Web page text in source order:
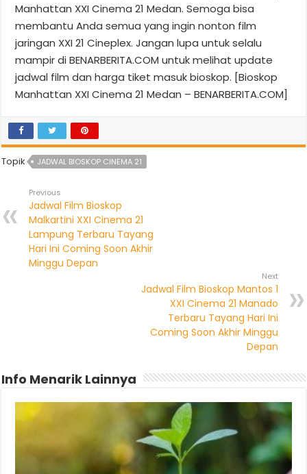
Manhattan XXI Cinema 21 Medan. Semoga bisa
membantu Anda semua yang ingin nonton film
jaringan XXI 21 Cineplex. Jangan lupa untuk selalu
mampir di BENARBERITA.COM untuk melihat update
jadwal film dan harga tiket masuk bioskop. [Bioskop
Manhattan XXI Cinema 21 Medan – BENARBERITA.COM]
Topik JADWAL BIOSKOP CINEMA 21
Previous
Jadwal Film Bioskop
Malkartini XXI Cinema 21
Lampung Terbaru Tayang
Hari Ini Coming Soon Akhir
Minggu Depan
Next
Jadwal Film Bioskop Mantos 1
XXI Cinema 21 Manado
Terbaru Tayang Hari Ini
Coming Soon Akhir Minggu
Depan
Info Menarik Lainnya